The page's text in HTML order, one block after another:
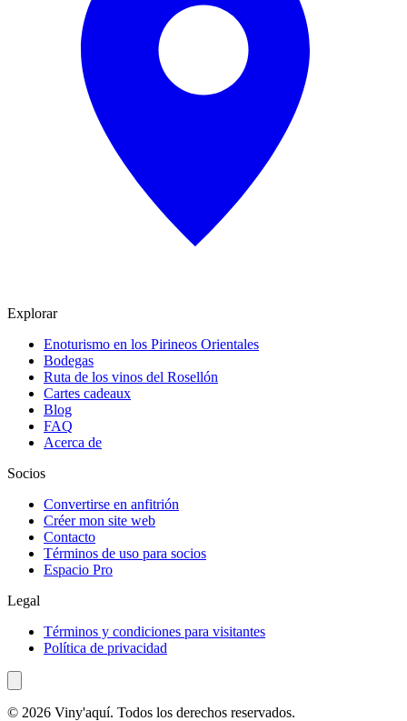
Explorar
Enoturismo en los Pirineos Orientales
Bodegas
Ruta de los vinos del Rosellón
Cartes cadeaux
Blog
FAQ
Acerca de
Socios
Convertirse en anfitrión
Créer mon site web
Contacto
Términos de uso para socios
Espacio Pro
Legal
Términos y condiciones para visitantes
Política de privacidad
© 2026 Viny'aquí. Todos los derechos reservados.